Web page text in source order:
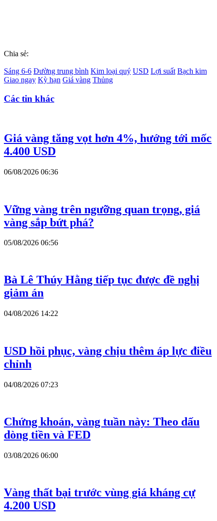
Chia sẻ:
Sáng 6-6 Đường trung bình Kim loại quý USD Lợi suất Bạch kim
Giao ngay Kỳ hạn Giá vàng Thủng
Các tin khác
Giá vàng tăng vọt hơn 4%, hướng tới mốc
4.400 USD
06/08/2026 06:36
Vững vàng trên ngưỡng quan trọng, giá
vàng sắp bứt phá?
05/08/2026 06:56
Bà Lê Thúy Hằng tiếp tục được đề nghị
giảm án
04/08/2026 14:22
USD hồi phục, vàng chịu thêm áp lực điều
chỉnh
04/08/2026 07:23
Chứng khoán, vàng tuần này: Theo dấu
dòng tiền và FED
03/08/2026 06:00
Vàng thất bại trước vùng giá kháng cự
4.200 USD